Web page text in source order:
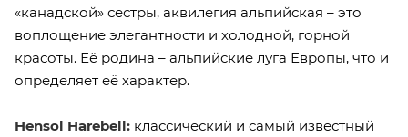
«канадской» сестры, аквилегия альпийская – это
воплощение элегантности и холодной, горной
красоты. Её родина – альпийские луга Европы, что и
определяет её характер.
Hensol Harebell: классический и самый известный